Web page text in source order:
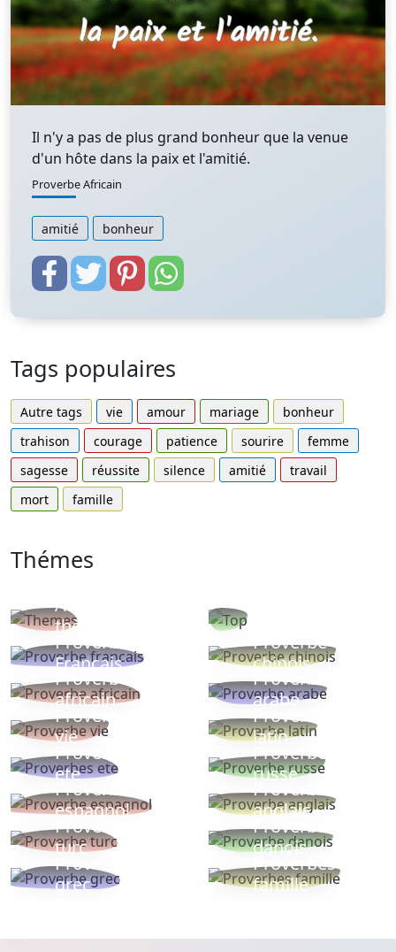
Il n'y a pas de plus grand bonheur que la venue
d'un hôte dans la paix et l'amitié.
Proverbe Africain
amitié bonheur
Tags populaires
Autre tags vie amour mariage
bonheur
trahison
courage patience sourire
femme
sagesse
réussite silence amitié
travail
mort
famille
Thémes
Autres
thèmes
Proverbe
Français
Proverbe
chinois
Proverbe
africain
Proverbe
arabe
Proverbe
vie
Proverbe
latin
Proverbes
ete
Proverbe
russe
Proverbe
espagnol
Proverbe
anglais
Proverbe
turc
Proverbe
danois
Proverbe
grec
Proverbes
famille